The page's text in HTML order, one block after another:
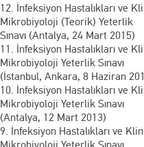
12. İnfeksiyon Hastalıkları ve
Mikrobiyoloji (Teorik) Yeterlik
Sınavı (Antalya, 24 Mart 2015)
11. İnfeksiyon Hastalıkları ve
Mikrobiyoloji Yeterlik Sınavı
(İstanbul, Ankara, 8 Haziran
10. İnfeksiyon Hastalıkları ve
Mikrobiyoloji Yeterlik Sınavı
(Antalya, 12 Mart 2013)
9. İnfeksiyon Hastalıkları ve